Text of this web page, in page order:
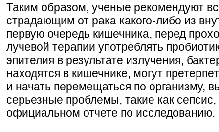
Таким образом, ученые рекомендуют
страдающим от рака какого-либо из
первую очередь кишечника, перед
лучевой терапии употреблять
эпителия в результате излучения,
находятся в кишечнике, могут
и начать перемещаться по организму,
серьезные проблемы, такие как сепсис,
официальном отчете по исследованию.